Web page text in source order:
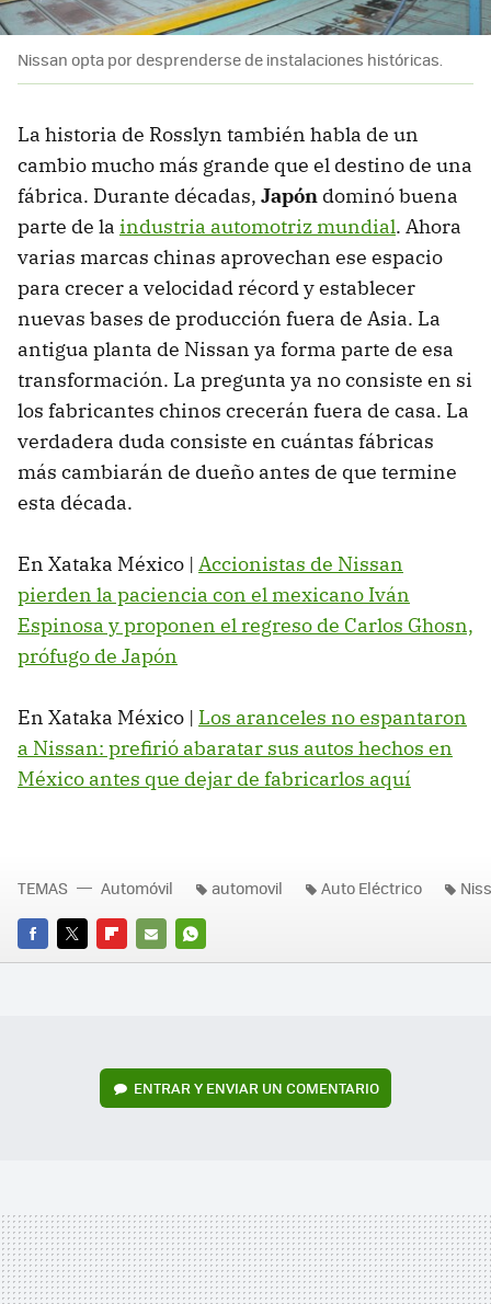
Nissan opta por desprenderse de instalaciones históricas.
La historia de Rosslyn también habla de un
cambio mucho más grande que el destino de una
fábrica. Durante décadas, Japón dominó buena
parte de la industria automotriz mundial. Ahora
varias marcas chinas aprovechan ese espacio
para crecer a velocidad récord y establecer
nuevas bases de producción fuera de Asia. La
antigua planta de Nissan ya forma parte de esa
transformación. La pregunta ya no consiste en si
los fabricantes chinos crecerán fuera de casa. La
verdadera duda consiste en cuántas fábricas
más cambiarán de dueño antes de que termine
esta década.
En Xataka México | Accionistas de Nissan
pierden la paciencia con el mexicano Iván
Espinosa y proponen el regreso de Carlos Ghosn,
prófugo de Japón
En Xataka México | Los aranceles no espantaron
a Nissan: prefirió abaratar sus autos hechos en
México antes que dejar de fabricarlos aquí
FACEBOOK
TWITTERFLIPBOARD
E-
WHATSAPP
TEMAS Automóvil automovil Auto Eléctrico
ENTRAR Y ENVIAR UN COMENTARIO